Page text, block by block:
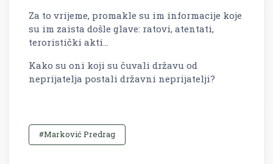
Za to vrijeme, promakle su im informacije koje
su im zaista došle glave: ratovi, atentati,
teroristički akti…
Kako su oni koji su čuvali državu od
neprijatelja postali državni neprijatelji?
#Marković Predrag